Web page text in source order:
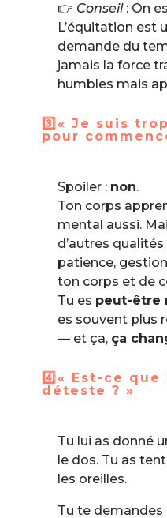
👉 Conseil: On
L’équitation est
demande du
jamais la force
humbles mais
3️⃣« Je suis
pour
Spoiler : non.
Ton corps
mental aussi.
d’autres
patience,
ton corps et de
Tu es peut-être
es souvent plus
— et ça, ça
4️⃣« Est-ce
déteste ? »
Tu lui as donné
le dos. Tu as
les oreilles.
Tu te demandes